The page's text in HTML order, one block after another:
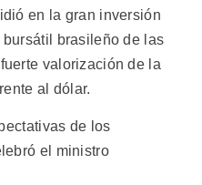
en la gran inversión
brasileño de las
valorización de la
al dólar.
de los
el ministro